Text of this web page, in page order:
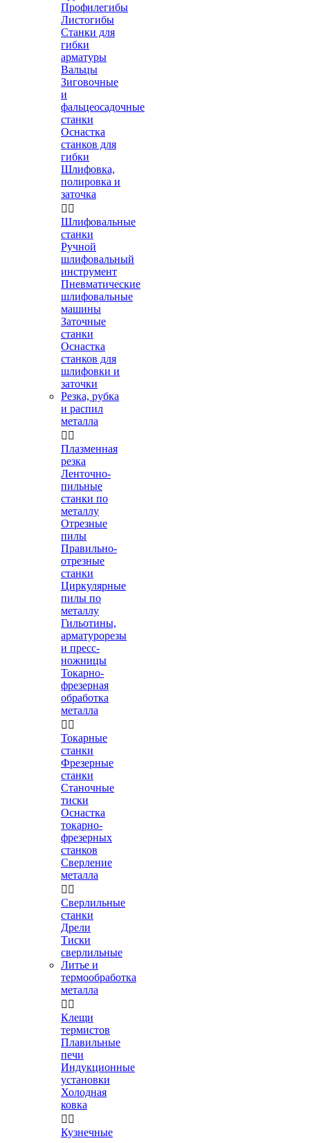
Профилегибы
Листогибы
Станки для
гибки
арматуры
Вальцы
Зиговочные
и
фальцеосадочные
станки
Оснастка
станков для
гибки
Шлифовка,
полировка и
заточка
 
Шлифовальные
станки
Ручной
шлифовальный
инструмент
Пневматические
шлифовальные
машины
Заточные
станки
Оснастка
станков для
шлифовки и
заточки
Резка, рубка
и распил
металла
 
Плазменная
резка
Ленточно-
пильные
станки по
металлу
Отрезные
пилы
Правильно-
отрезные
станки
Циркулярные
пилы по
металлу
Гильотины,
арматурорезы
и пресс-
ножницы
Токарно-
фрезерная
обработка
металла
 
Токарные
станки
Фрезерные
станки
Станочные
тиски
Оснастка
токарно-
фрезерных
станков
Сверление
металла
 
Сверлильные
станки
Дрели
Тиски
сверлильные
Литье и
термообработка
металла
 
Клещи
термистов
Плавильные
печи
Индукционные
установки
Холодная
ковка
 
Кузнечные